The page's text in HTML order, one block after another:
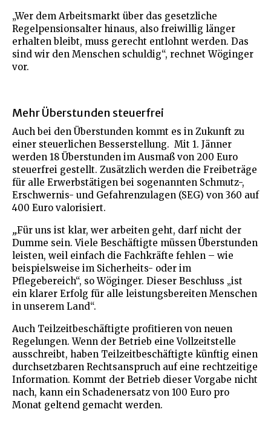
„Wer dem Arbeitsmarkt über das gesetzliche
Regelpensionsalter hinaus, also freiwillig länger
erhalten bleibt, muss gerecht entlohnt werden. Das
sind wir den Menschen schuldig“, rechnet Wöginger
vor.
Mehr Überstunden steuerfrei
Auch bei den Überstunden kommt es in Zukunft zu
einer steuerlichen Besserstellung. Mit 1. Jänner
werden 18 Überstunden im Ausmaß von 200 Euro
steuerfrei gestellt. Zusätzlich werden die Freibeträge
für alle Erwerbstätigen bei sogenannten Schmutz-,
Erschwernis- und Gefahrenzulagen (SEG) von 360 auf
400 Euro valorisiert.
„Für uns ist klar, wer arbeiten geht, darf nicht der
Dumme sein. Viele Beschäftigte müssen Überstunden
leisten, weil einfach die Fachkräfte fehlen – wie
beispielsweise im Sicherheits- oder im
Pflegebereich“, so Wöginger. Dieser Beschluss „ist
ein klarer Erfolg für alle leistungsbereiten Menschen
in unserem Land“.
Auch Teilzeitbeschäftigte profitieren von neuen
Regelungen. Wenn der Betrieb eine Vollzeitstelle
ausschreibt, haben Teilzeitbeschäftigte künftig einen
durchsetzbaren Rechtsanspruch auf eine rechtzeitige
Information. Kommt der Betrieb dieser Vorgabe nicht
nach, kann ein Schadenersatz von 100 Euro pro
Monat geltend gemacht werden.